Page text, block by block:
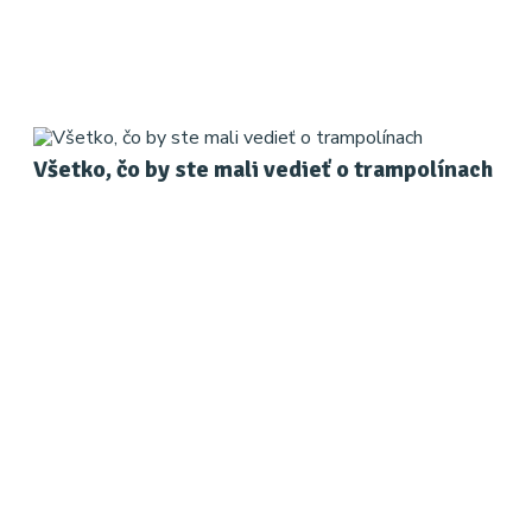
Všetko, čo by ste mali vedieť o trampolínach